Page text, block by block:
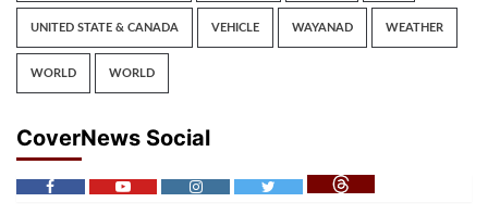
UNITED STATE & CANADA VEHICLE WAYANAD WEATHER
WORLD WORLD
CoverNews Social